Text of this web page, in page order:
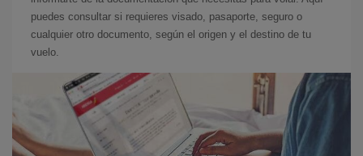
puedes consultar si requieres visado, pasaporte, seguro o
cualquier otro documento, según el origen y el destino de tu
vuelo.